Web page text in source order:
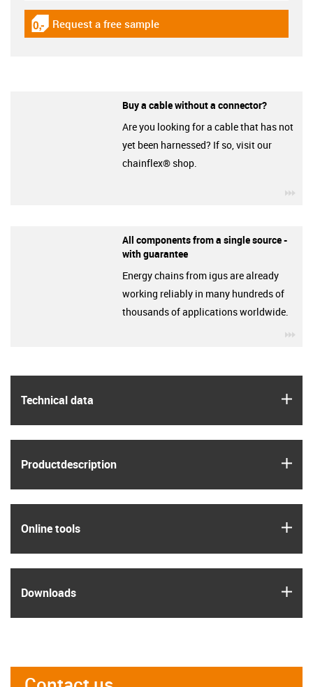
Technical data
Product­description
Online tools
Downloads
igus-icon-gratismuster
Request a free sample
Buy a cable without a connector?
Are you looking for a cable that has not
yet been harnessed? If so, visit our
chainflex® shop.
All components from a single source -
with guarantee
Energy chains from igus are already
working reliably in many hundreds of
thousands of applications worldwide.